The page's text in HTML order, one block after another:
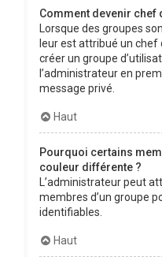
Comment devenir chef
Lorsque des groupes
leur est attribué un chef
créer un groupe
l’administrateur en
message privé.
Haut
Pourquoi certains
couleur différente ?
L’administrateur peut
membres d’un groupe
identifiables.
Haut